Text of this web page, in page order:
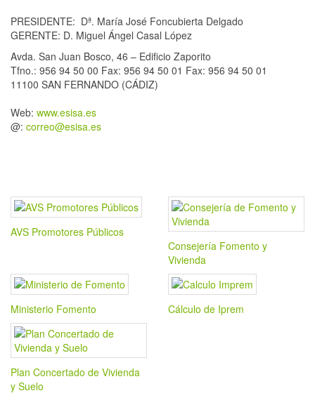
PRESIDENTE: Dª. María José Foncubierta Delgado
GERENTE: D. Miguel Ángel Casal López
Avda. San Juan Bosco, 46 – Edificio Zaporito
Tfno.: 956 94 50 00 Fax: 956 94 50 01 Fax: 956 94 50 01
11100 SAN FERNANDO (CÁDIZ)
Web: www.esisa.es
@: correo@esisa.es
AVS Promotores Públicos
Consejería Fomento y
Vivienda
Ministerio Fomento Cálculo de Iprem
Plan Concertado de Vivienda
y Suelo